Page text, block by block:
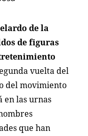
de la
de figuras
vuelta del
del movimiento
en las urnas
que han